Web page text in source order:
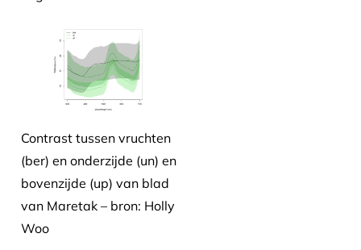
Contrast tussen vruchten
(ber) en onderzijde (un) en
bovenzijde (up) van blad
van Maretak – bron: Holly
Woo